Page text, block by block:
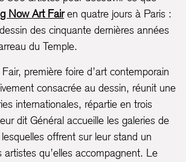
Now Art Fairen quatre jours à Paris :
des cinquante dernières années
du Temple.
première foire d’art contemporain
consacrée au dessin, réunit une
internationales, répartie en trois
dit Général accueille les galeries de
offrent sur leur stand un
artistes qu’elles accompagnent. Le